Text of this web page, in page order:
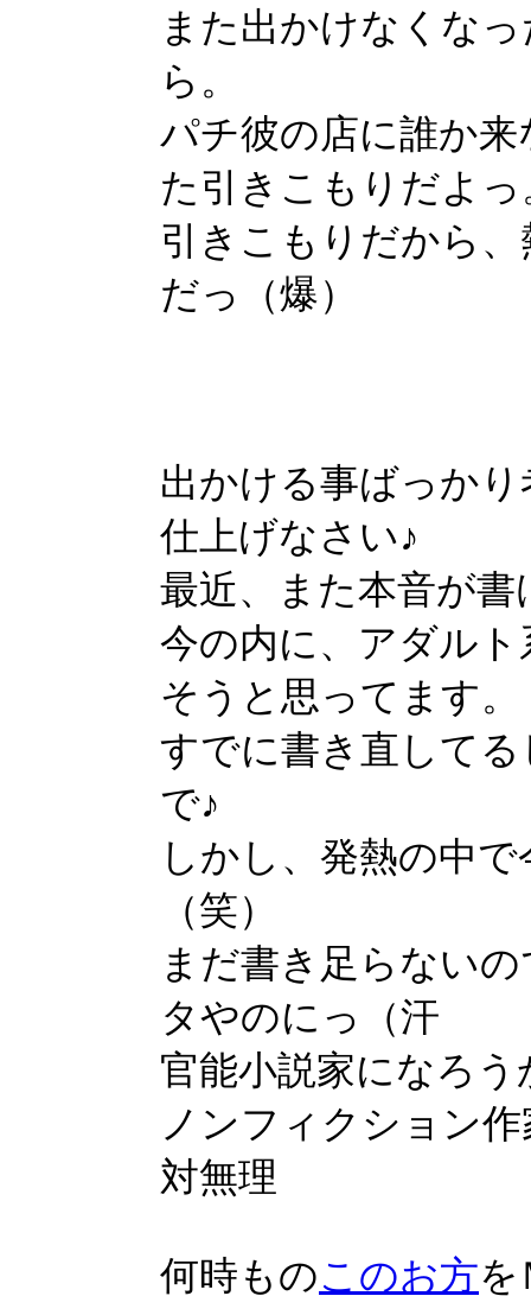
また出かけなくな
ら。
パチ彼の店に誰か
た引きこもりだよっ
引きこもりだから
だっ（爆）
出かける事ばっか
仕上げなさい♪
最近、また本音が
今の内に、アダル
そうと思ってます。
すでに書き直して
で♪
しかし、発熱の中
（笑）
まだ書き足らない
タやのにっ（汗
官能小説家になろ
ノンフィクション
対無理
何時ものこのお方を